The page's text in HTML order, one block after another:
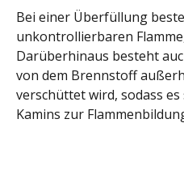
Bei einer Überfüllung
unkontrollierbaren
Darüberhinaus besteht
von dem Brennstoff
verschüttet wird, sodass
Kamins zur